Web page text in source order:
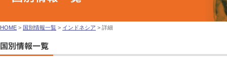
HOME > 国別情報一覧 > インドネシア > 詳細